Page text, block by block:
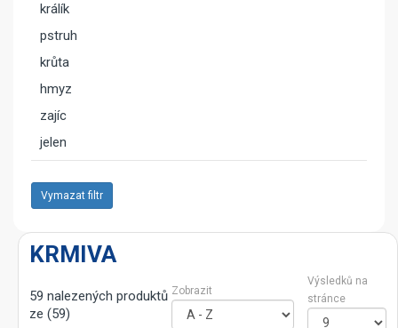
králík
pstruh
krůta
hmyz
zajíc
jelen
Vymazat filtr
KRMIVA
59 nalezených produktů
ze (59)
Zobrazit
Výsledků na
stránce